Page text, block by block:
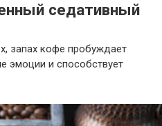
седативный
запах кофе пробуждает
эмоции и способствует